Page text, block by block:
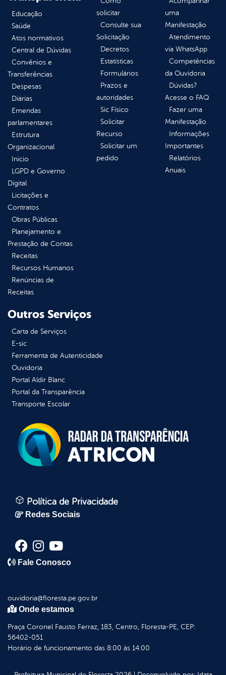
Educação
Saúde
Atos normativos
Central de Dúvidas
Convênios e
Transferências
Despesas
Diárias
Emendas
parlamentares
Estrutura
Organizacional
Inicio
LGPD e Governo
Digital
Licitações e
Contratos
Obras Públicas
Planejamento e
Prestação de Contas
Receitas
Recursos Humanos
Renúncias de
Receitas
solicitar
Consulte sua
Solicitação
Decretos
Estatísticas
Formulários
Prazos e
autoridades
Sic Físico
Solicitar
Recurso
Solicitar um
pedido
uma
Manifestação
Atendimento
via WhatsApp
Competências
da Ouvidoria
Dúvidas?
Acesse o FAQ
Fazer uma
Manifestação
Informações
Importantes
Relatórios
Anuais
Outros Serviços
Carta de Serviços
E-sic
Ferramenta de Autenticidade
Ouvidoria
Portal Aldir Blanc
Portal da Transparência
Transporte Escolar
Política de Privacidade
Redes Sociais
Fale Conosco
ouvidoria@floresta.pe.gov.br
Onde estamos
Praça Coronel Fausto Ferraz, 183, Centro, Floresta-PE, CEP:
56402-051
Horário de funcionamento das 8:00 às 14:00